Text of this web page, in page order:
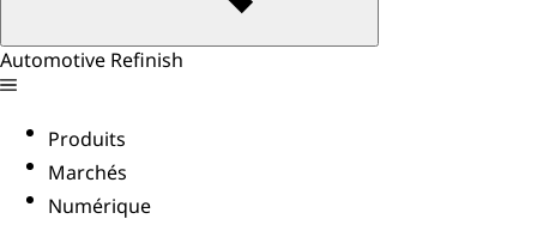
Automotive Refinish
Produits
Marchés
Numérique